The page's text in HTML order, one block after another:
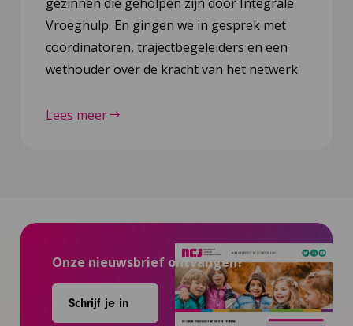
Vroeghulp. En gingen we in gesprek met
coördinatoren, trajectbegeleiders en een
wethouder over de kracht van het netwerk.
Lees meer
Onze nieuwsbrief ontvangen?
Schrijf je in